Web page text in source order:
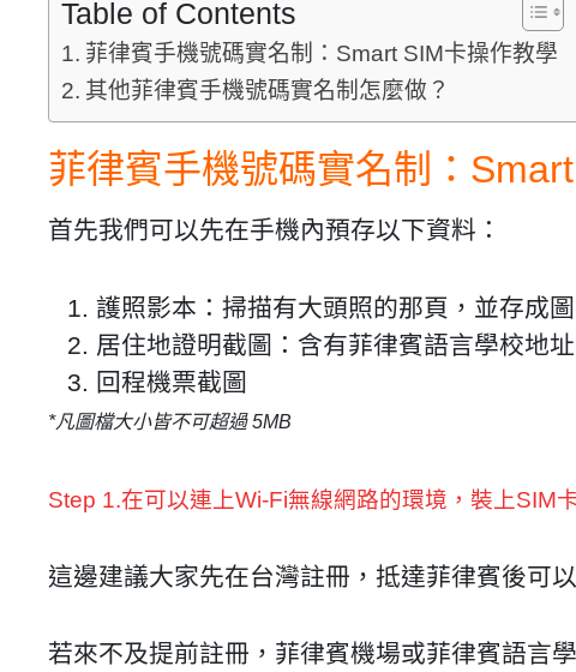
Table of Contents
菲律賓手機號碼實名制：Smart SIM卡操作教學
其他菲律賓手機號碼實名制怎麼做？
菲律賓手機號碼實名制：
首先我們可以先在手機內預存以下資料：
護照影本：掃描有大頭照的那頁，並存成
居住地證明截圖：含有菲律賓語言學校地
回程機票截圖
*凡圖檔大小皆不可超過 5MB
Step 1.在可以連上Wi-Fi無線網路的環境，裝上SIM
這邊建議大家先在台灣註冊，抵達菲律賓後可
若來不及提前註冊，菲律賓機場或菲律賓語言